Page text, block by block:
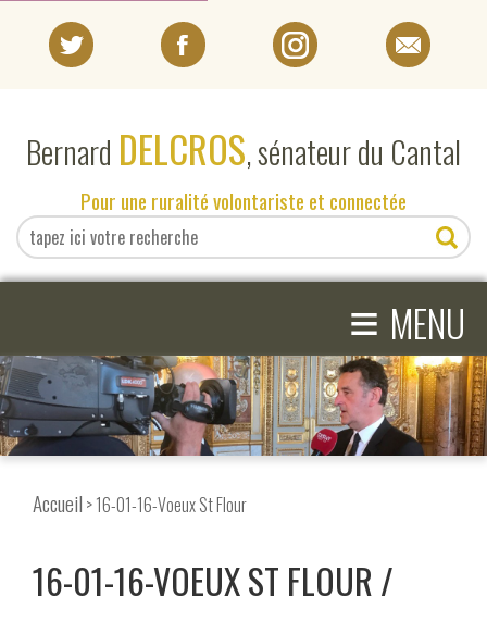
Bernard DELCROS, sénateur du Cantal
Pour une ruralité volontariste et connectée
≡ MENU
EN DIRECT DU SÉNAT
EN DIRECT DU CANTAL
COMPRENDRE LE SÉNAT
Accueil > 16-01-16-Voeux St Flour
16-01-16-VOEUX ST FLOUR